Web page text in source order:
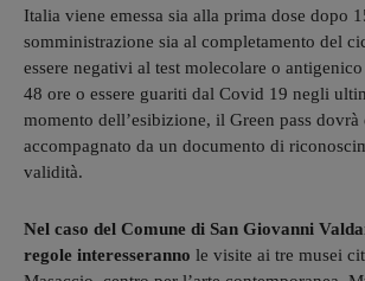
Italia viene emessa sia alla prima dose dopo
somministrazione sia al completamento del
essere negativi al test molecolare o
48 ore o essere guariti dal Covid 19 negli
momento dell’esibizione, il Green pass dovrà
accompagnato da un documento di
validità.
Nel caso del Comune di San Giovanni
regole interesseranno le visite ai tre musei